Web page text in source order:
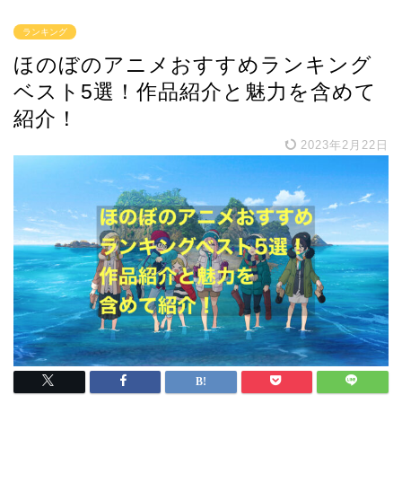
ランキング
ほのぼのアニメおすすめランキング
ベスト5選！作品紹介と魅力を含めて
紹介！
2023年2月22日